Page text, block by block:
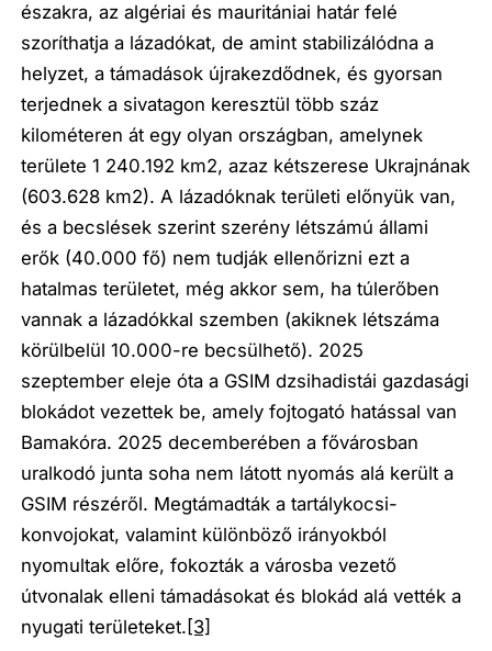
északra, az algériai és mauritániai határ felé
szoríthatja a lázadókat, de amint stabilizálódna a
helyzet, a támadások újrakezdődnek, és gyorsan
terjednek a sivatagon keresztül több száz
kilométeren át egy olyan országban, amelynek
területe 1 240.192 km2, azaz kétszerese Ukrajnának
(603.628 km2). A lázadóknak területi előnyük van,
és a becslések szerint szerény létszámú állami
erők (40.000 fő) nem tudják ellenőrizni ezt a
hatalmas területet, még akkor sem, ha túlerőben
vannak a lázadókkal szemben (akiknek létszáma
körülbelül 10.000-re becsülhető). 2025
szeptember eleje óta a GSIM dzsihadistái gazdasági
blokádot vezettek be, amely fojtogató hatással van
Bamakóra. 2025 decemberében a fővárosban
uralkodó junta soha nem látott nyomás alá került a
GSIM részéről. Megtámadták a tartálykocsi-
konvojokat, valamint különböző irányokból
nyomultak előre, fokozták a városba vezető
útvonalak elleni támadásokat és blokád alá vették a
nyugati területeket. [3]